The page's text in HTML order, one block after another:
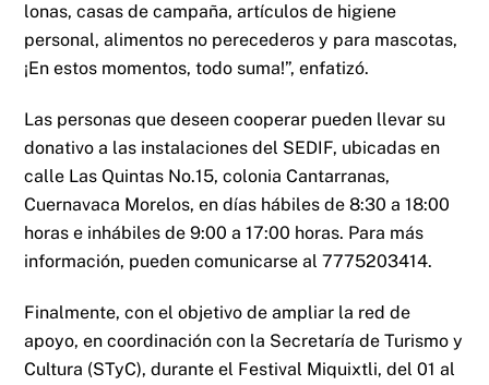
lonas, casas de campaña, artículos de higiene
personal, alimentos no perecederos y para mascotas,
¡En estos momentos, todo suma!”, enfatizó.
Las personas que deseen cooperar pueden llevar su
donativo a las instalaciones del SEDIF, ubicadas en
calle Las Quintas No.15, colonia Cantarranas,
Cuernavaca Morelos, en días hábiles de 8:30 a 18:00
horas e inhábiles de 9:00 a 17:00 horas. Para más
información, pueden comunicarse al 7775203414.
Finalmente, con el objetivo de ampliar la red de
apoyo, en coordinación con la Secretaría de Turismo y
Cultura (STyC), durante el Festival Miquixtli, del 01 al